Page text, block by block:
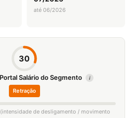
até 06/2026
30
Salário do Segmento i
Retração
de desligamento / movimento